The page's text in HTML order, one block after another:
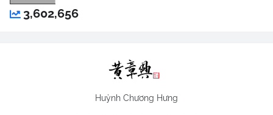
3,602,656
Huỳnh Chương Hưng